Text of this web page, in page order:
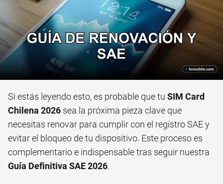
Si estás leyendo esto, es probable que tu SIM Card
Chilena 2026 sea la próxima pieza clave que
necesitas renovar para cumplir con el registro SAE y
evitar el bloqueo de tu dispositivo. Este proceso es
complementario e indispensable tras seguir nuestra
Guía Definitiva SAE 2026.